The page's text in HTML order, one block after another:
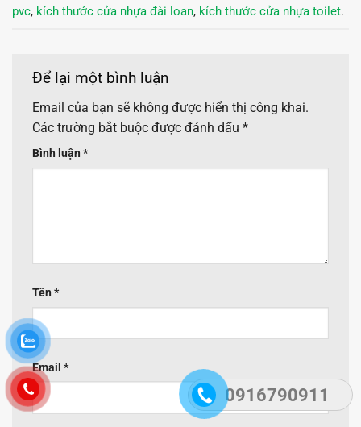
0916790911
pvc, kích thước cửa nhựa đài loan, kích thước cửa nhựa toilet.
Để lại một bình luận
Email của bạn sẽ không được hiển thị công khai.
Các trường bắt buộc được đánh dấu *
Bình luận *
Tên *
Email *